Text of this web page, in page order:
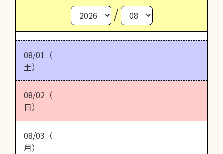
/
08/01（
土）
08/02（
日）
08/03（
月）